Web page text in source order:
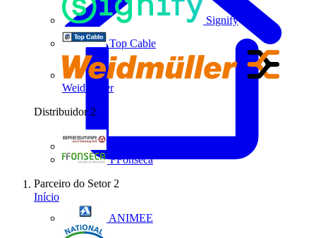
Signify
Top Cable
Weidmüller
Distribuidor 2
FFonseca
Parceiro do Setor 2
ANIMEE
Início